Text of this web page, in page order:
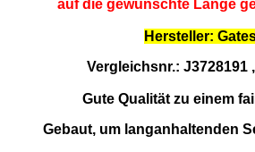
auf die gewünschte Länge
Hersteller:
Vergleichsnr.: J3728191
Gute Qualität zu einem
Gebaut, um langanhaltenden